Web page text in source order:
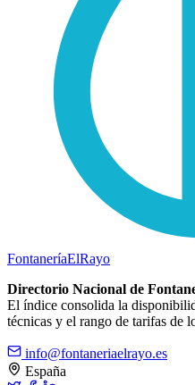
FontaneríaElRayo
Directorio Nacional de
El índice consolida la
técnicas y el rango de tarifas de
info@fontaneriaelrayo.es
España